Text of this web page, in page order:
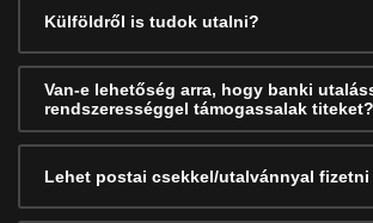
Külföldről is tudok utalni?
Van-e lehetőség arra, hogy banki
rendszerességgel támogassalak titeket?
Lehet postai csekkel/utalvánnyal fizetni